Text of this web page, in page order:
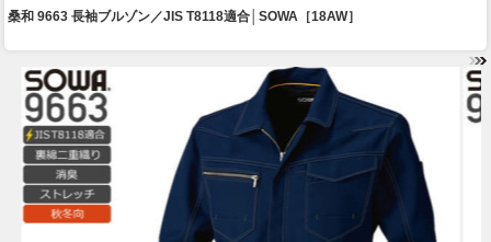
桑和 9663 長袖ブルゾン／JIS T8118適合│SOWA［18AW］